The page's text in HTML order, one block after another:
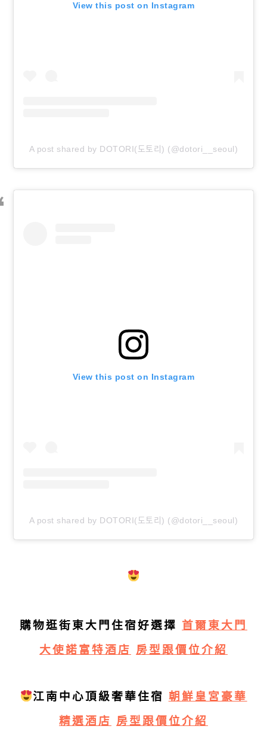
View this post on Instagram
A post shared by DOTORI(도토리) (@dotori__seoul)
View this post on Instagram
A post shared by DOTORI(도토리) (@dotori__seoul)
購物逛街東大門住宿好選擇 首爾東大門
大使諾富特酒店 房型跟價位介紹
江南中心頂級奢華住宿 朝鮮皇宮豪華
精選酒店 房型跟價位介紹